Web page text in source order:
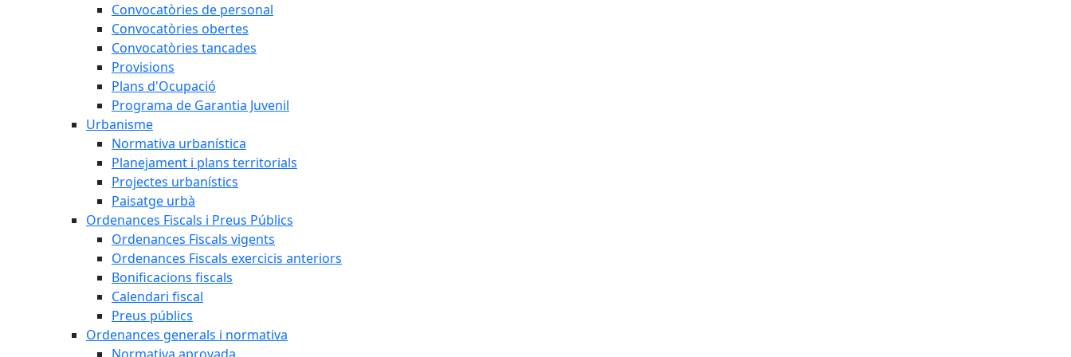
Convocatòries de personal
Convocatòries obertes
Convocatòries tancades
Provisions
Plans d'Ocupació
Programa de Garantia Juvenil
Urbanisme
Normativa urbanística
Planejament i plans territorials
Projectes urbanístics
Paisatge urbà
Ordenances Fiscals i Preus Públics
Ordenances Fiscals vigents
Ordenances Fiscals exercicis anteriors
Bonificacions fiscals
Calendari fiscal
Preus públics
Ordenances generals i normativa